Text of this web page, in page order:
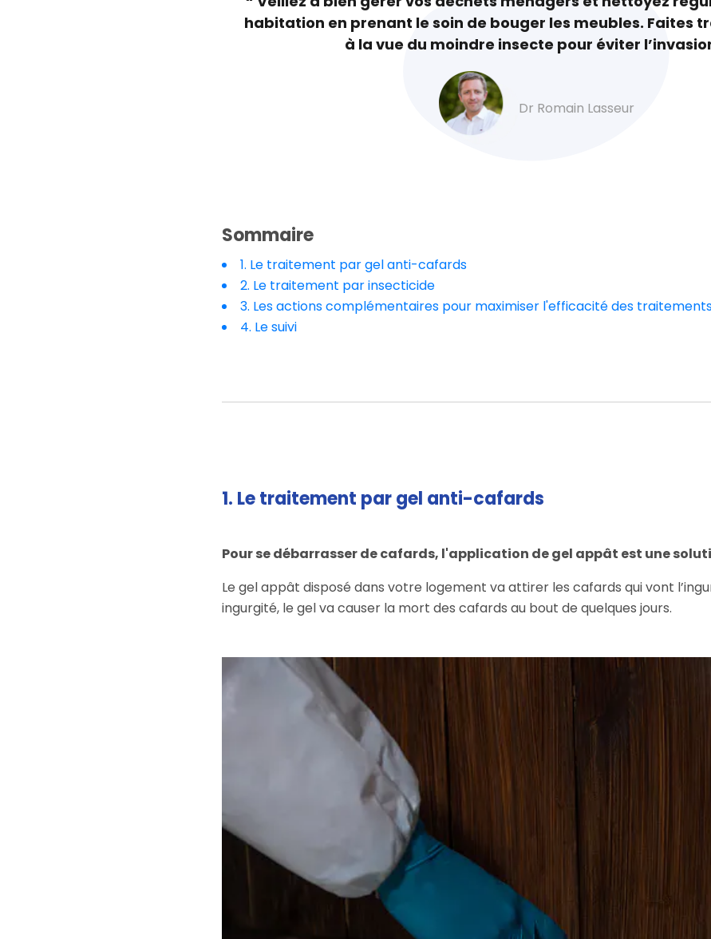
habitation en prenant le soin de bouger les meubles. Faites
à la vue du moindre insecte pour éviter
Dr Romain Lasseur
Sommaire
1. Le traitement par gel anti-cafards
2. Le traitement par insecticide
3. Les actions complémentaires pour maximiser l'efficacité des
4. Le suivi
1. Le traitement par gel anti-cafards
Pour se débarrasser de cafards, l'application de gel appât est une
Le gel appât disposé dans votre logement va attirer les cafards qui vont
ingurgité, le gel va causer la mort des cafards au bout de quelques jours.